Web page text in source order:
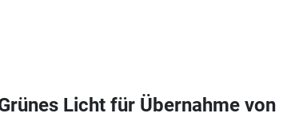
Licht für Übernahme von